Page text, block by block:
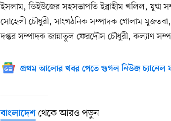
ইসলাম, ডিইউজের সহসভাপতি ইব্রাহীম খলিল, যুগ্ম
সোহেলী চৌধুরী, সাংগঠনিক সম্পাদক গোলাম
দপ্তর সম্পাদক জান্নাতুল ফেরদৌস চৌধুরী, কল্যাণ
প্রথম আলোর খবর পেতে গুগল নিউজ
বাংলাদেশ থেকে আরও পড়ুন